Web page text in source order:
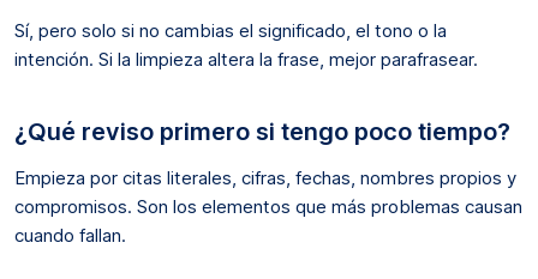
Sí, pero solo si no cambias el significado, el tono o la
intención. Si la limpieza altera la frase, mejor parafrasear.
¿Qué reviso primero si tengo poco tiempo?
Empieza por citas literales, cifras, fechas, nombres propios y
compromisos. Son los elementos que más problemas causan
cuando fallan.